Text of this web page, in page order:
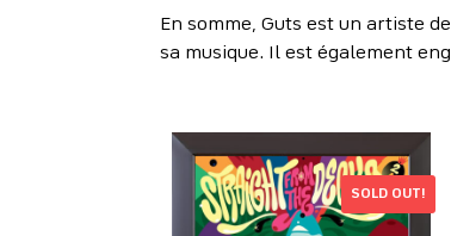
En somme, Guts est un artiste
sa musique. Il est également
SOLD OUT!